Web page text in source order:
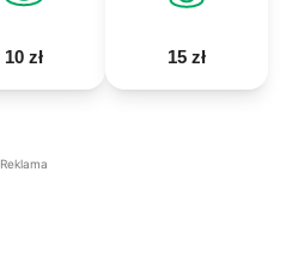
10 zł 15 zł
Reklama